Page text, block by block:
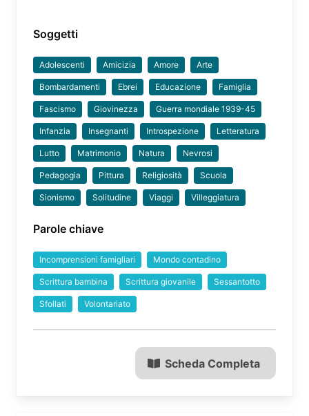
Soggetti
Adolescenti Amicizia Amore Arte
Bombardamenti Ebrei Educazione Famiglia
Fascismo Giovinezza Guerra mondiale 1939-45
Infanzia Insegnanti Introspezione Letteratura
Lutto Matrimonio Natura Nevrosi
Pedagogia Pittura Religiosità Scuola
Sionismo Solitudine Viaggi Villeggiatura
Parole chiave
Incomprensioni famigliari Mondo contadino
Scrittura bambina Scrittura giovanile Sessantotto
Sfollati Volontariato
Scheda Completa